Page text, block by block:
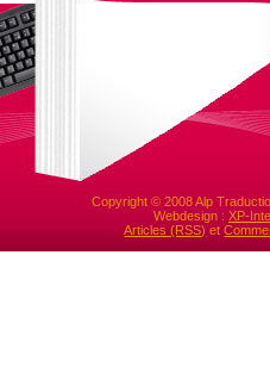
Copyright © 2008 Alp
Webdesign : XP-
Articles (RSS) et